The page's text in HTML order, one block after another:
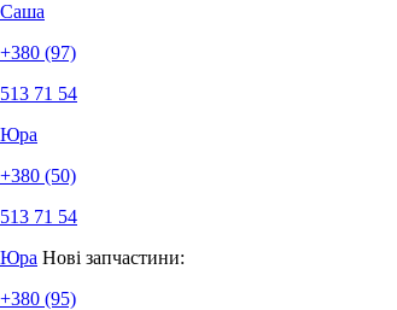
Саша
+380 (97)
513 71 54
Юра
+380 (50)
513 71 54
Юра Нові запчастини:
+380 (95)